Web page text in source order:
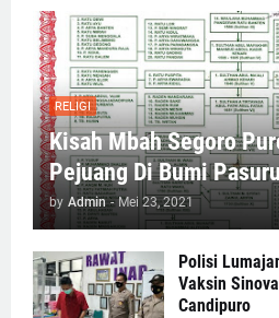
RELIGI
Kisah Mbah Segoro
Pejuang Di Bumi
by Admin - Mei 23, 2021
Polisi
Vaksin
Candipuro